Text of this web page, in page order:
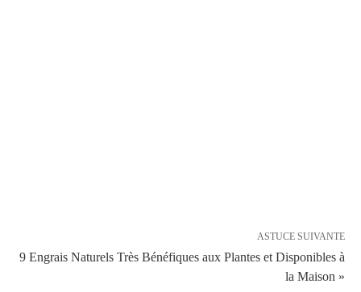
ASTUCE SUIVANTE
9 Engrais Naturels Très Bénéfiques aux Plantes et Disponibles à
la Maison »